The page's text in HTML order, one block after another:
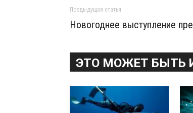
Предыдущая статья
Новогоднее выступление
ЭТО МОЖЕТ БЫТЬ